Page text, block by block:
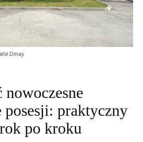
Dmay
nowoczesne
posesji: praktyczny
po kroku